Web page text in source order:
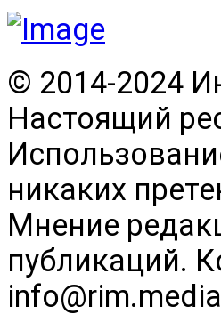
© 2014-2024
Настоящий
никаких
Мнение
публикаций.
info@rim.media